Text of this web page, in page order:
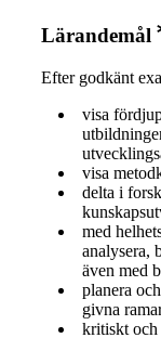
Lärandemål
Efter godkänt
visa
visa
delta i
med
analysera,
även med
planera
givna
kritiskt och